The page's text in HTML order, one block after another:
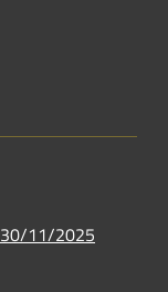
11/2025